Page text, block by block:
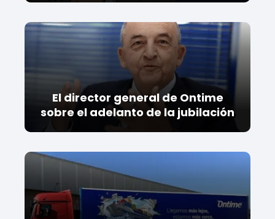
El director general de Ontime
sobre el adelanto de la jubilación